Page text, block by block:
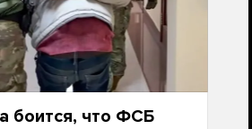
боится, что ФСБ